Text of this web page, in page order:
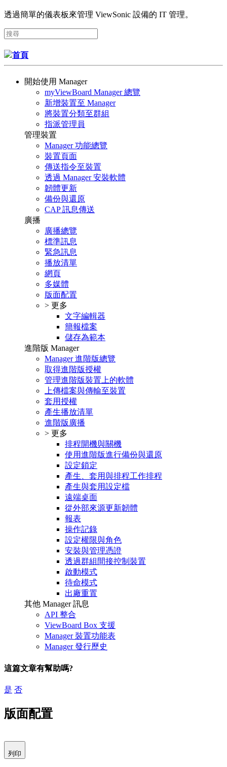
透過簡單的儀表板來管理 ViewSonic 設備的 IT 管理。
首頁
開始使用 Manager
myViewBoard Manager 總覽
新增裝置至 Manager
將裝置分類至群組
指派管理員
管理裝置
Manager 功能總覽
裝置頁面
傳送指令至裝置
透過 Manager 安裝軟體
韌體更新
備份與還原
CAP 訊息傳送
廣播
廣播總覽
標準訊息
緊急訊息
播放清單
網頁
多媒體
版面配置
> 更多
文字編輯器
簡報檔案
儲存為範本
進階版 Manager
Manager 進階版總覽
取得進階版授權
管理進階版裝置上的軟體
上傳檔案與傳輸至裝置
套用授權
產生播放清單
進階版廣播
> 更多
排程開機與關機
使用進階版進行備份與還原
設定鎖定
產生、套用與排程工作排程
產生與套用設定檔
遠端桌面
從外部來源更新韌體
報表
操作記錄
設定權限與角色
安裝與管理憑證
透過群組間接控制裝置
啟動模式
待命模式
出廠重置
其他 Manager 訊息
API 整合
ViewBoard Box 支援
Manager 裝置功能表
Manager 發行歷史
這篇文章有幫助嗎?
是 否
版面配置
列印